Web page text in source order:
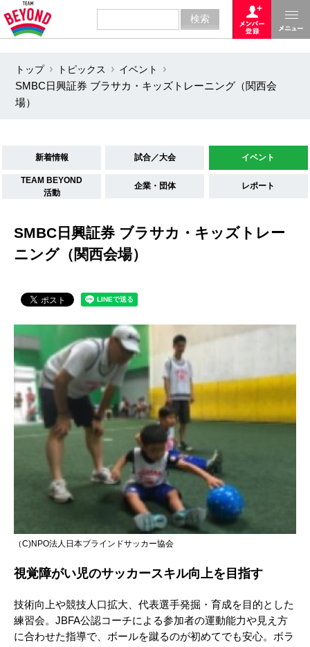
トップ トピックス
イベント
SMBC日興証券 ブラサカ・キッズトレーニング（関西会
場）
新着情報 試合／大会 イベント
TEAM BEYOND
活動
企業・団体 レポート
SMBC日興証券 ブラサカ・キッズトレー
ニング（関西会場）
（C)NPO法人日本ブラインドサッカー協会
視覚障がい児のサッカースキル向上を目指す
技術向上や競技人口拡大、代表選手発掘・育成を目的とした
練習会。JBFA公認コーチによる参加者の運動能力や見え方
に合わせた指導で、ボールを蹴るのが初めてでも安心。ボラ